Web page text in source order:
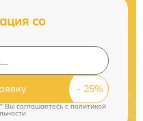
со
Вы соглашаетесь cполитикой